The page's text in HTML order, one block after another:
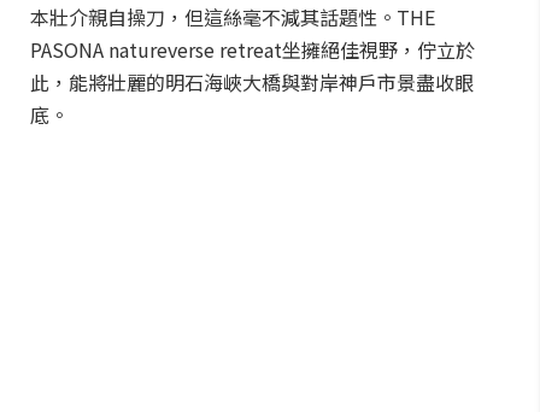
本壯介親自操刀，但這絲毫不減其話題性。THE
PASONA natureverse retreat坐擁絕佳視野，佇立於
此，能將壯麗的明石海峽大橋與對岸神戶市景盡收眼
底。